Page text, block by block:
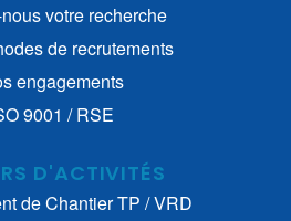
votre recherche
de recrutements
engagements
9001 / RSE
D'ACTIVITÉS
de Chantier TP / VRD